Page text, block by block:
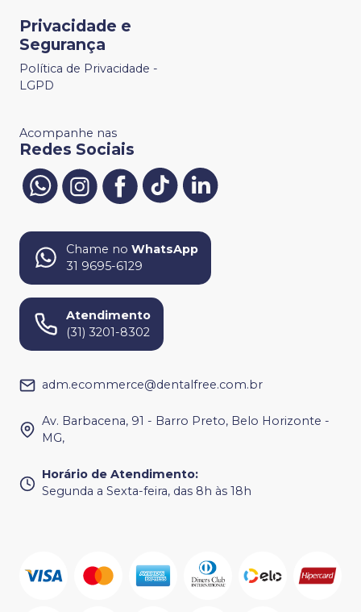
Privacidade e
Segurança
Política de Privacidade -
LGPD
Acompanhe nas
Redes Sociais
Chame no WhatsApp
31 9695-6129
Atendimento
(31) 3201-8302
adm.ecommerce@dentalfree.com.br
Av. Barbacena, 91 - Barro Preto, Belo Horizonte -
MG,
Horário de Atendimento:
Segunda a Sexta-feira, das 8h às 18h